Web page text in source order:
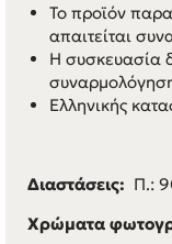
Το προϊόν
απαιτείται
Η συσκευασία
Ελληνικής
Διαστάσεις: Π.:
Χρώματα